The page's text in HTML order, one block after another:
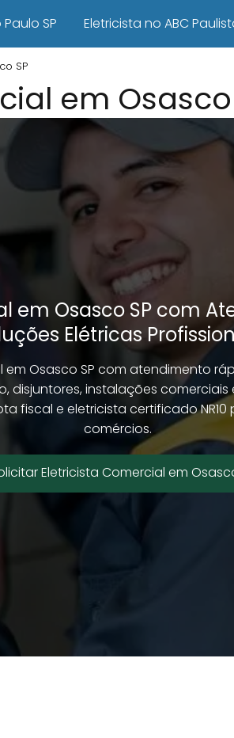
SP Eletricista no ABC
SP
em Osasco
em Osasco SP com
Elétricas
em Osasco SP com atendimento
instalações comerciais
fiscal e eletricista certificado NR10
comércios.
Eletricista Comercial em